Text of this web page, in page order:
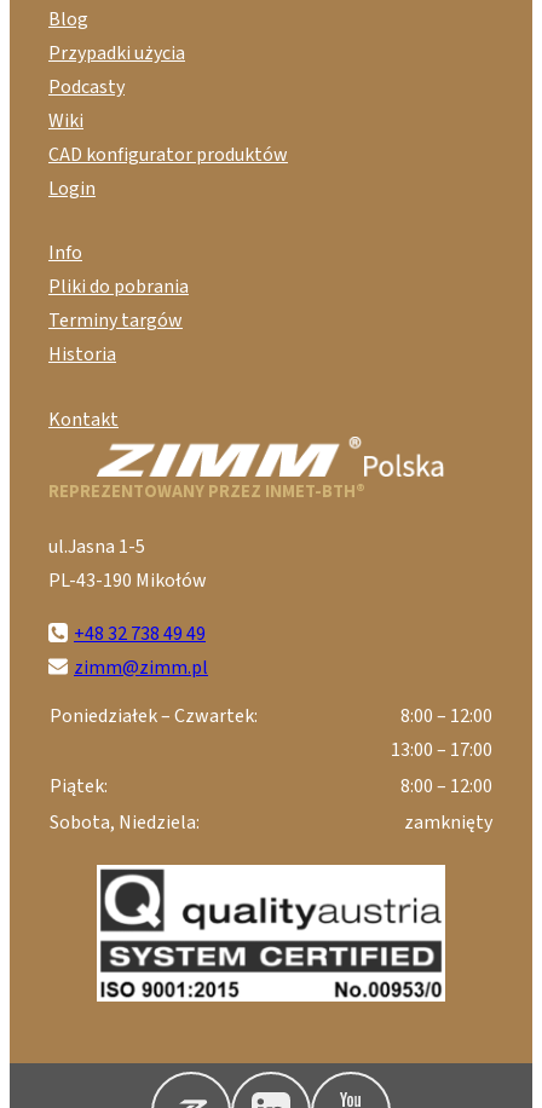
Blog
Przypadki użycia
Podcasty
Wiki
CAD konfigurator produktów
Login
Info
Pliki do pobrania
Terminy targów
Historia
Kontakt
REPREZENTOWANY PRZEZ INMET-BTH®
ul.Jasna 1-5
PL-43-190 Mikołów
+48 32 738 49 49
zimm@zimm.pl
Poniedziałek – Czwartek:
8:00 – 12:00
13:00 – 17:00
Piątek:
8:00 – 12:00
Sobota, Niedziela:
zamknięty